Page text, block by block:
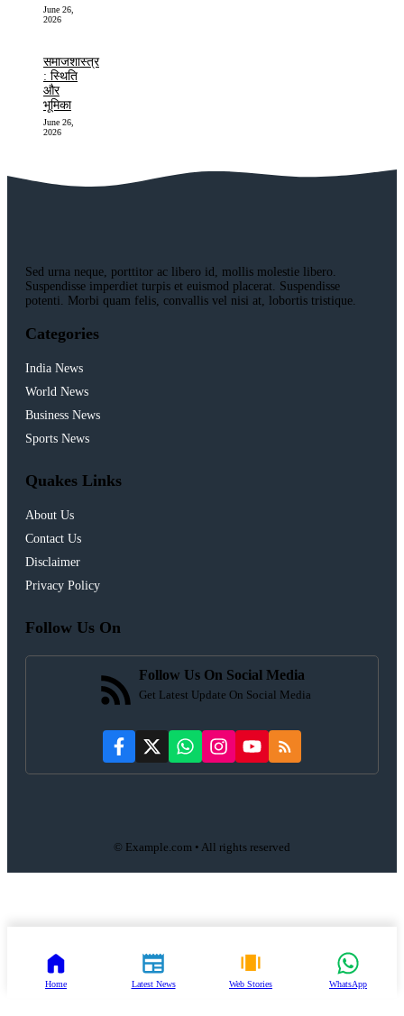
June 26,
2026
समाजशास्त्र
: स्थिति
और
भूमिका
June 26,
2026
Sed urna neque, porttitor ac libero id, mollis molestie libero.
Suspendisse imperdiet turpis et euismod placerat. Suspendisse
potenti. Morbi quam felis, convallis vel nisi at, lobortis tristique.
Categories
India News
World News
Business News
Sports News
Quakes Links
About Us
Contact Us
Disclaimer
Privacy Policy
Follow Us On
Follow Us On Social Media
Get Latest Update On Social Media
© Example.com • All rights reserved
Home Latest News Web Stories WhatsApp